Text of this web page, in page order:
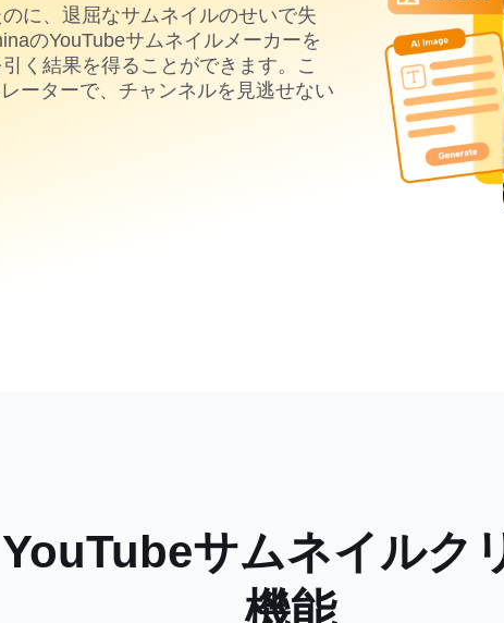
に、退屈なサムネイルのせいで失
のYouTubeサムネイルメーカーを
く結果を得ることができます。こ
ーターで、チャンネルを見逃せない
サムネイルク
機能